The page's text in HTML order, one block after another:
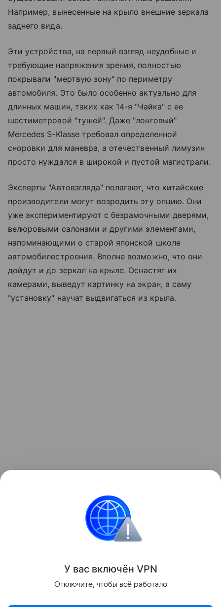
Например, вынесенные на крыло внешние зеркала
заднего вида.
Эти устройства, на первый взгляд неудобные и
требующие напряжения зрения, полностью
покрывали "мертвую зону" по периметру
автомобиля. Это было особенно актуально для
длинных машин, таких как 14-я "Чайка" с ее
шестиметровой "тушей". Даже "лонговый"
Mercedes S-Klasse требовал определенной
сноровки для маневра, а отечественный лимузин
просто нуждался в широкой и пустой магистрали.
Эксперты "Автовзгляда" полагают, что китайские
производители могут возродить эту опцию. Они
уже экспериментируют с безрамочными дверями,
велюровыми салонами и другими элементами,
напоминающими о старой японской школе
автомобилестроения. Вполне возможно, что они
дойдут и до зеркал на крыле. Оснастят их
камерами, выведут картинку на экран, а саму
"установку" научат выдвигаться из крыла.
Ранее "РГ" рассказывала о том, когда и при каких
обстоятельствах в машинах появились
Поделиться
У вас включён VPN
Отключите, чтобы всё работало